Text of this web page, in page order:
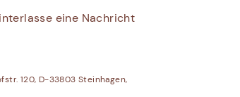
eine Nachricht
120, D-33803 Steinhagen,